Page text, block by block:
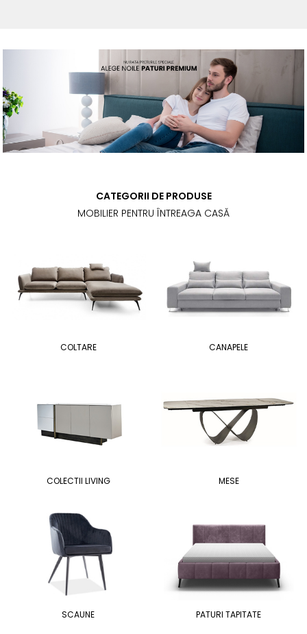
CATEGORII DE PRODUSE
MOBILIER PENTRU ÎNTREAGA CASĂ
COLTARE CANAPELE
COLECTII LIVING MESE
SCAUNE PATURI TAPITATE